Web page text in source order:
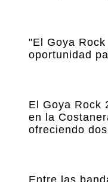
"El Goya
oportunidad
El Goya Rock
en la
ofreciendo
Entre las